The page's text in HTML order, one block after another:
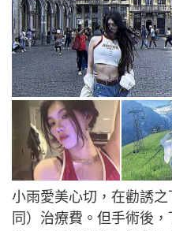
小雨愛美心切，在勸誘
同）治療費。但手術後